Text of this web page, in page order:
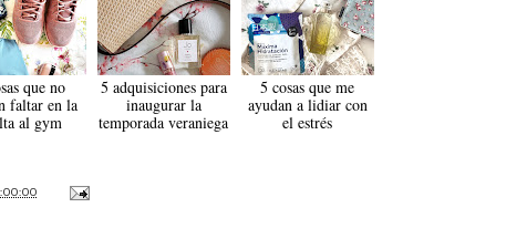
que no
faltar en la
al gym
5 adquisiciones para
inaugurar la
temporada veraniega
5 cosas que me
ayudan a lidiar con
el estrés